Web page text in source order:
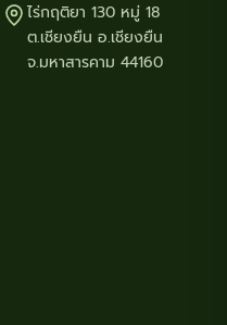
ไร่กฤติยา 130 หมู่ 18
ต.เชียงยืน อ.เชียงยืน
จ.มหาสารคาม 44160